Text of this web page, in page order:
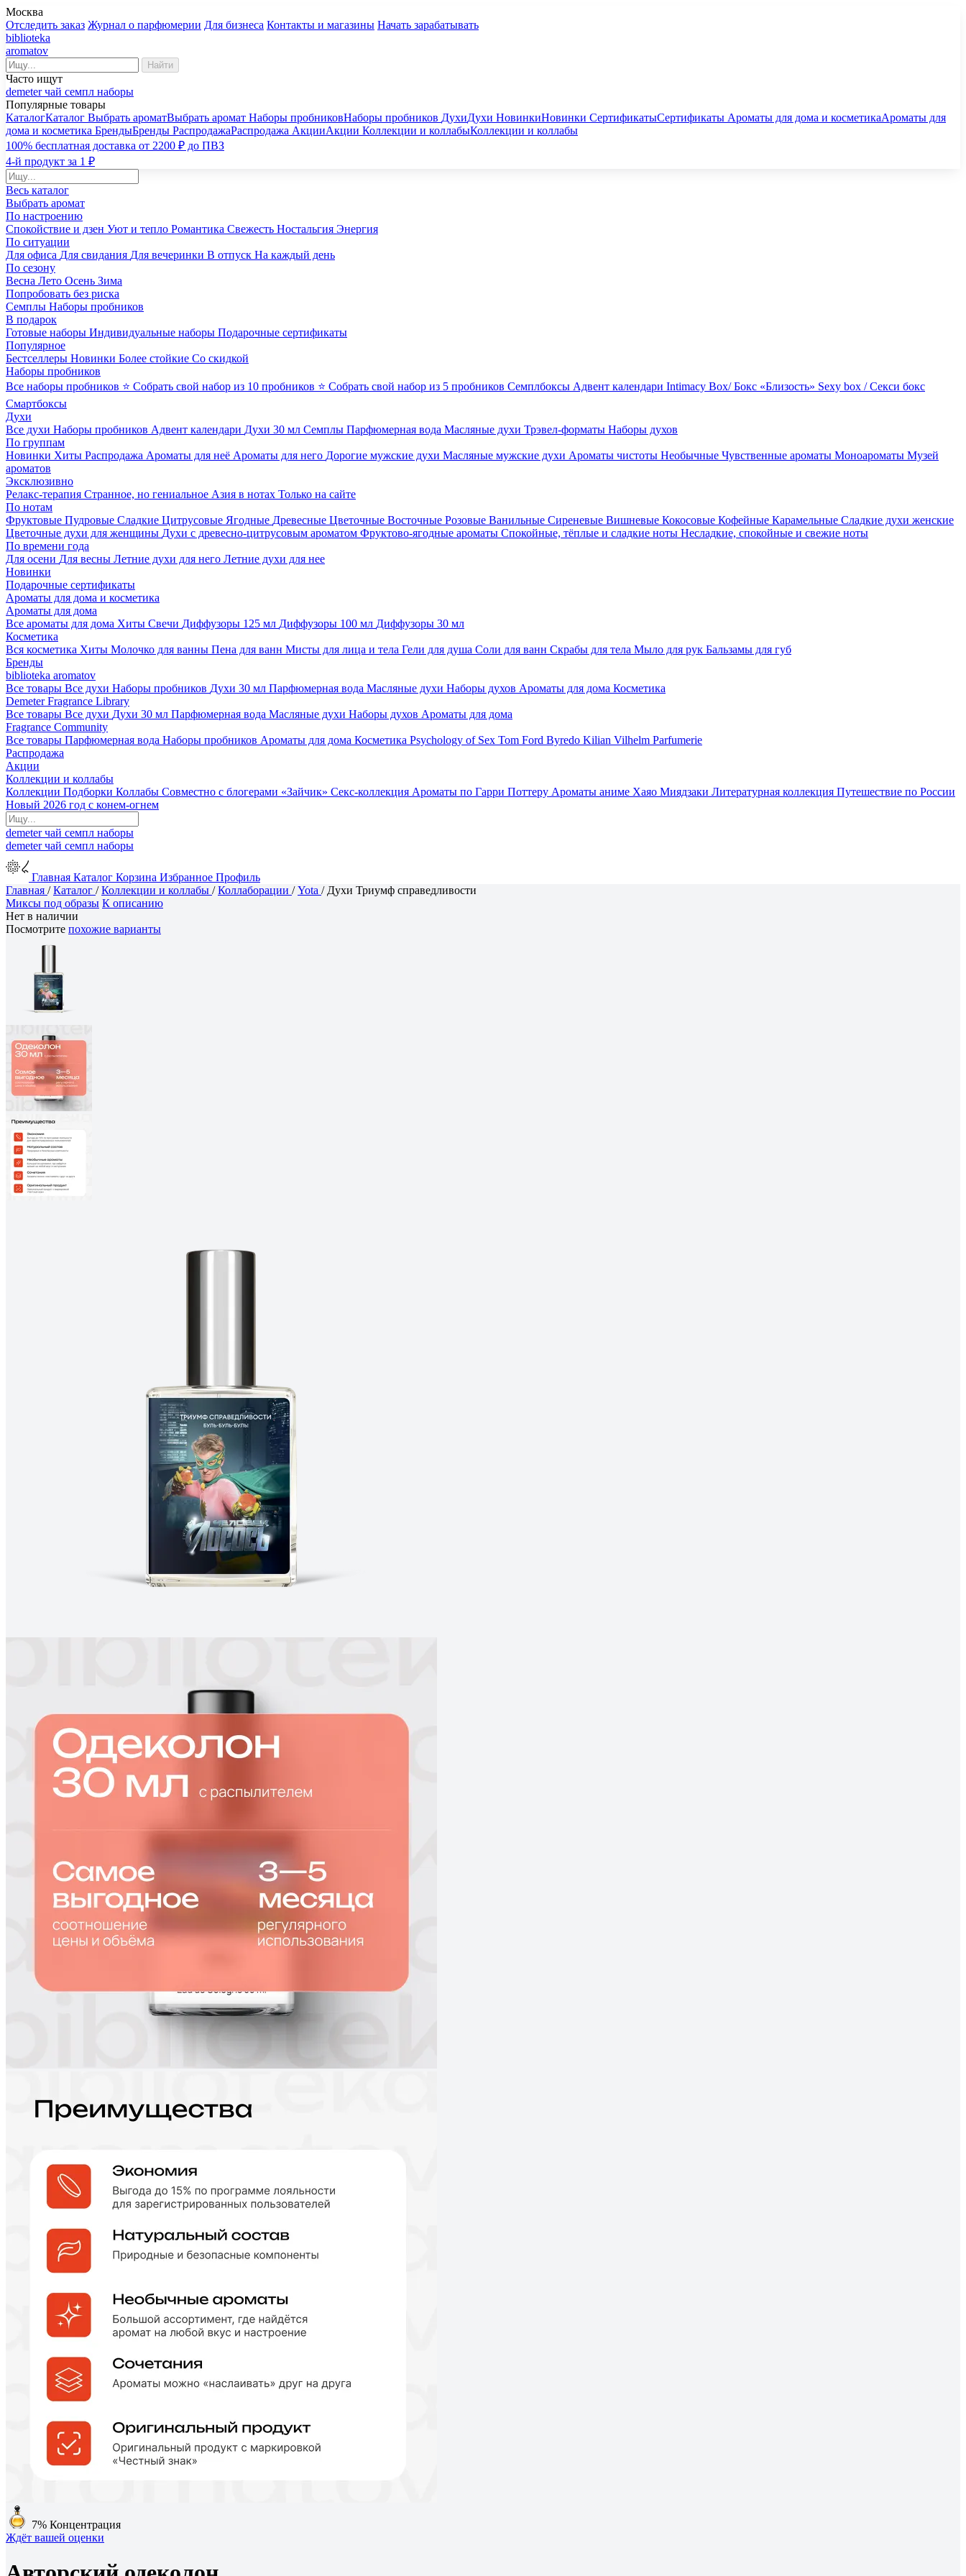
Москва
Отследить заказ Журнал о парфюмерии Для бизнеса Контакты и магазины Начать зарабатывать
biblioteka
aromatov
Найти
Часто ищут
demeterчай семпл наборы
Популярные товары
КаталогКаталог Выбрать ароматВыбрать аромат Наборы пробниковНаборы пробников ДухиДухи НовинкиНовинки СертификатыСертификаты Ароматы для дома и косметикаАроматы для
дома и косметика БрендыБренды РаспродажаРаспродажа АкцииАкции Коллекции и коллабыКоллекции и коллабы
100% бесплатная доставка от 2200 ₽ до ПВЗ
4-й продукт за 1 ₽
Весь каталог
Выбрать аромат
По настроению
Спокойствие и дзен Уют и тепло Романтика Свежесть Ностальгия Энергия
По ситуации
Для офиса Для свидания Для вечеринки В отпуск На каждый день
По сезону
Весна Лето Осень Зима
Попробовать без риска
Семплы Наборы пробников
В подарок
Готовые наборы Индивидуальные наборы Подарочные сертификаты
Популярное
Бестселлеры Новинки Более стойкие Со скидкой
Наборы пробников
Все наборы пробников ⭐ Собрать свой набор из 10 пробников ⭐ Собрать свой набор из 5 пробников Семплбоксы Адвент календари Intimacy Box/ Бокс «Близость» Sexy box / Секси бокс
Смартбоксы
Духи
Все духи Наборы пробников Адвент календари Духи 30 мл Семплы Парфюмерная вода Масляные духи Трэвел-форматы Наборы духов
По группам
Новинки Хиты Распродажа Ароматы для неё Ароматы для него Дорогие мужские духи Масляные мужские духи Ароматы чистоты Необычные Чувственные ароматы Моноароматы Музей
ароматов
Эксклюзивно
Релакс-терапия Странное, но гениальное Азия в нотах Только на сайте
По нотам
Фруктовые Пудровые Сладкие Цитрусовые Ягодные Древесные Цветочные Восточные Розовые Ванильные Сиреневые Вишневые Кокосовые Кофейные Карамельные Сладкие духи женские
Цветочные духи для женщины Духи с древесно-цитрусовым ароматом Фруктово-ягодные ароматы Спокойные, тёплые и сладкие ноты Несладкие, спокойные и свежие ноты
По времени года
Для осени Для весны Летние духи для него Летние духи для нее
Новинки
Подарочные сертификаты
Ароматы для дома и косметика
Ароматы для дома
Все ароматы для дома Хиты Свечи Диффузоры 125 мл Диффузоры 100 мл Диффузоры 30 мл
Косметика
Вся косметика Хиты Молочко для ванны Пена для ванн Мисты для лица и тела Гели для душа Соли для ванн Скрабы для тела Мыло для рук Бальзамы для губ
Бренды
biblioteka aromatov
Все товары Все духи Наборы пробников Духи 30 мл Парфюмерная вода Масляные духи Наборы духов Ароматы для дома Косметика
Demeter Fragrance Library
Все товары Все духи Духи 30 мл Парфюмерная вода Масляные духи Наборы духов Ароматы для дома
Fragrance Community
Все товары Парфюмерная вода Наборы пробников Ароматы для дома Косметика Psychology of Sex Tom Ford Byredo Kilian Vilhelm Parfumerie
Распродажа
Акции
Коллекции и коллабы
Коллекции Подборки Коллабы Совместно с блогерами «Зайчик» Секс-коллекция Ароматы по Гарри Поттеру Ароматы аниме Хаяо Миядзаки Литературная коллекция Путешествие по России
Новый 2026 год с конем-огнем
demeterчай семпл наборы
demeterчай семпл наборы
Главная Каталог Корзина Избранное Профиль
Главная /Каталог /Коллекции и коллабы /Коллаборации /Yota / Духи Триумф справедливости
Миксы под образы К описанию
Нет в наличии
Посмотрите похожие варианты
7% Концентрация
Ждёт вашей оценки